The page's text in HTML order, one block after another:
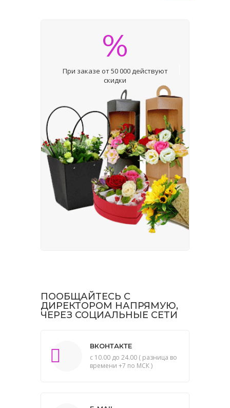
%
При заказе от 50 000 действуют
скидки
ПООБЩАЙТЕСЬ С
ДИРЕКТОРОМ НАПРЯМУЮ,
ЧЕРЕЗ СОЦИАЛЬНЫЕ СЕТИ
ВКОНТАКТЕ
с 10.00 до 24.00 ( разница во
времени +7 по МСК )